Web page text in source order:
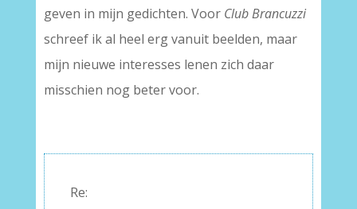
geven in mijn gedichten. Voor Club Brancuzzi
schreef ik al heel erg vanuit beelden, maar
mijn nieuwe interesses lenen zich daar
misschien nog beter voor.
Re: